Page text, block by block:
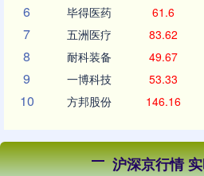
6 毕得医药 61.6
7 五洲医疗 83.62
8 耐科装备 49.67
9 一博科技 53.33
10 方邦股份 146.16
沪深京行情